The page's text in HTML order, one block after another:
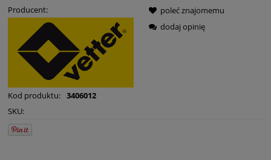
Producent:
Kod produktu: 3406012
SKU:
poleć znajomemu
dodaj opinię